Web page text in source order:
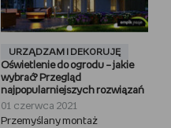
URZĄDZAM I DEKORUJĘ
Oświetlenie do ogrodu – jakie
wybrać? Przegląd
najpopularniejszych rozwiązań
01 czerwca 2021
Przemyślany montaż